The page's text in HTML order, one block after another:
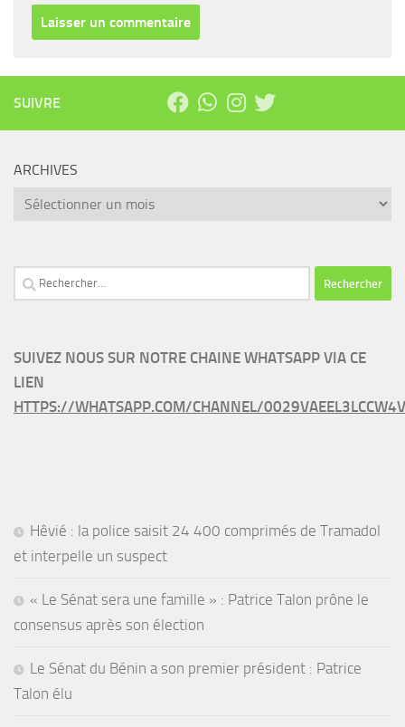
SUIVRE
ARCHIVES
Archives
Rechercher :
SUIVEZ NOUS SUR NOTRE CHAINE WHATSAPP VIA CE
LIEN
HTTPS://WHATSAPP.COM/CHANNEL/
Hêvié : la police saisit 24 400 comprimés de Tramadol
et interpelle un suspect
« Le Sénat sera une famille » : Patrice Talon prône le
consensus après son élection
Le Sénat du Bénin a son premier président : Patrice
Talon élu